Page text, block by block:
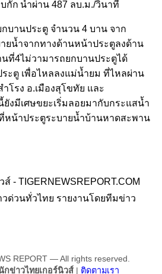
กัก น้ำผ่าน 487 ลบ.ม./วินาที
บานประตู จำนวน 4 บาน จาก
ยน้ำจากทางด้านหน้าประตูลงด้าน
ที่4ไม่วามารถยกบานประตูได้
ะตู เพื่อไหลลงแม่น้ำยม ที่ไหลผ่าน
โรง อ.เมืองสุโขทัย และ
งมีเศษขยะเริ่มลอยมากับกระแสน้ำ
หน้าประตูระบายน้ำบ้านหาดสะพาน
- TIGERNEWSREPORT.COM
ด่วนทั่วไทย รายงานโดยทีมข่าว
REPORT — All rights reserved.
กข่าวไทยเกอร์นิวส์| ติดตามเรา